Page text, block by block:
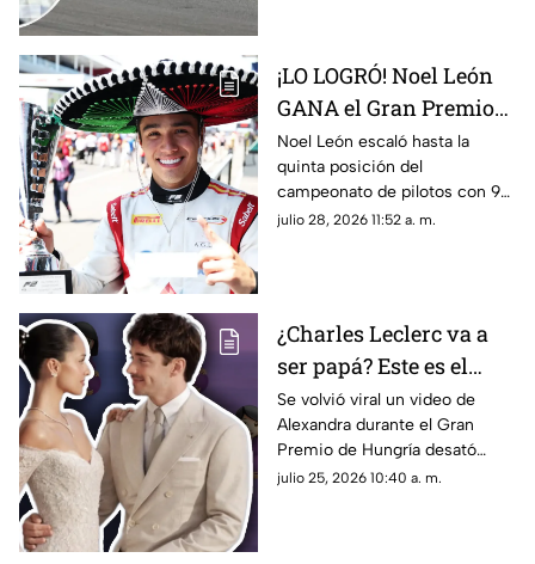
¡LO LOGRÓ! Noel León
GANA el Gran Premio
de Hungría en la F2
Noel León escaló hasta la
quinta posición del
campeonato de pilotos con 94
unidades, impulsando también
julio 28, 2026 11:52 a. m.
¿Charles Leclerc va a
ser papá? Este es el
VIDEO que desató
rumores sobre el
embarazo de
Alexandra; así fue
Se volvió viral un video de
Alexandra durante el Gran
Premio de Hungría desató
rumores sobre un embarazo.
julio 25, 2026 10:40 a. m.